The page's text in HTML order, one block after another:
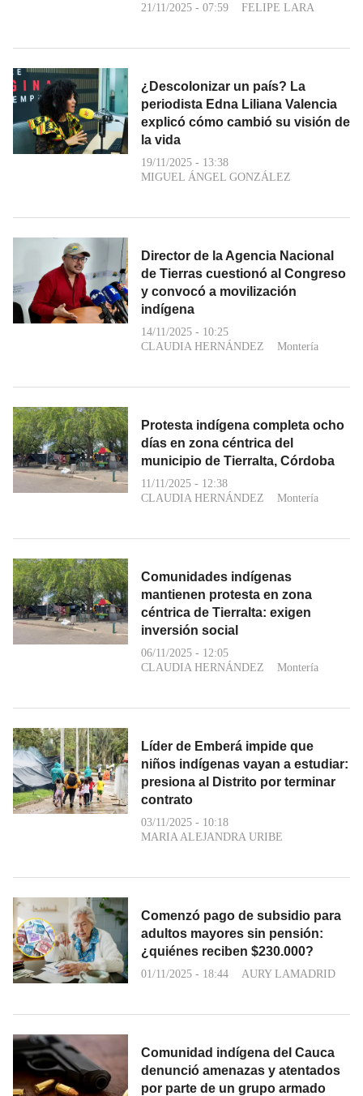
21/11/2025 - 07:59 FELIPE LARA
¿Descolonizar un país? La
periodista Edna Liliana Valencia
explicó cómo cambió su visión de
la vida
19/11/2025 - 13:38
MIGUEL ÁNGEL GONZÁLEZ
Director de la Agencia Nacional
de Tierras cuestionó al Congreso
y convocó a movilización
indígena
14/11/2025 - 10:25
CLAUDIA HERNÁNDEZ
Montería
Protesta indígena completa ocho
días en zona céntrica del
municipio de Tierralta, Córdoba
11/11/2025 - 12:38
CLAUDIA HERNÁNDEZ
Montería
Comunidades indígenas
mantienen protesta en zona
céntrica de Tierralta: exigen
inversión social
06/11/2025 - 12:05
CLAUDIA HERNÁNDEZ
Montería
Líder de Emberá impide que
niños indígenas vayan a estudiar:
presiona al Distrito por terminar
contrato
03/11/2025 - 10:18
MARIA ALEJANDRA URIBE
Comenzó pago de subsidio para
adultos mayores sin pensión:
¿quiénes reciben $230.000?
01/11/2025 - 18:44 AURY LAMADRID
Comunidad indígena del Cauca
denunció amenazas y atentados
por parte de un grupo armado